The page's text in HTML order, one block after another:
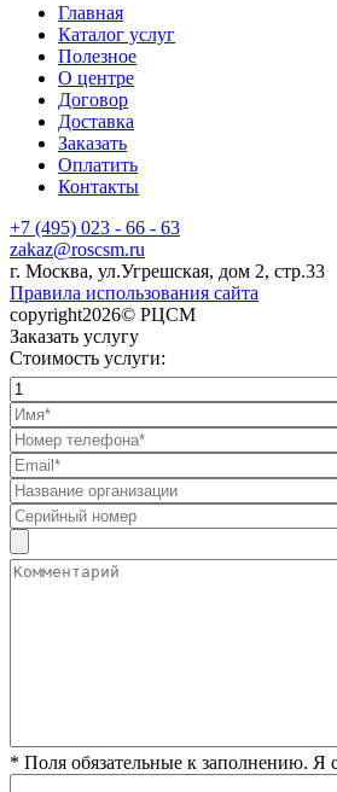
Главная
Каталог услуг
Полезное
О центре
Договор
Доставка
Заказать
Оплатить
Контакты
+7 (495) 023 - 66 - 63
zakaz@roscsm.ru
г. Москва, ул.Угрешская, дом 2, стр.33
Правила использования сайта
copyright2026© РЦСМ
Заказать услугу
Стоимость услуги:
* Поля обязательные к заполнению. Я